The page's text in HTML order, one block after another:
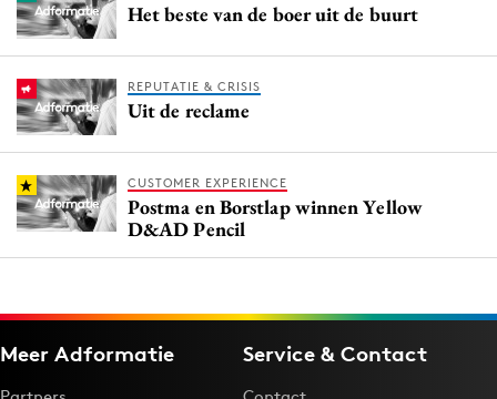
Het beste van de boer uit de buurt
REPUTATIE & CRISIS
Uit de reclame
CUSTOMER EXPERIENCE
Postma en Borstlap winnen Yellow
D&AD Pencil
Meer Adformatie Service & Contact